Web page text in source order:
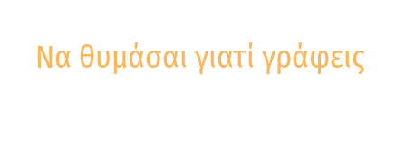
Να θυμάσαι γιατί γράφεις